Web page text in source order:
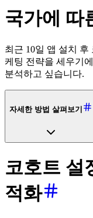
국가에 따
최근 10일 앱 설치
케팅 전략을 세우기
분석하고 싶습니다.
자세한 방법 살펴보기
코호트 설
적화